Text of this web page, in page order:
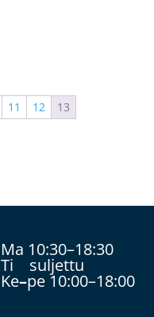
11 12 13
Ma 10:30–18:30
Ti suljettu
Ke–pe 10:00–18:00